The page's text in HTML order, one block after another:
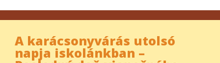
A karácsonyvárás utolsó
napja iskolánkban –